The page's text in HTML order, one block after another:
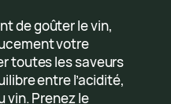
de goûter le vin,
votre
toutes les saveurs
entre l’acidité,
vin. Prenez le